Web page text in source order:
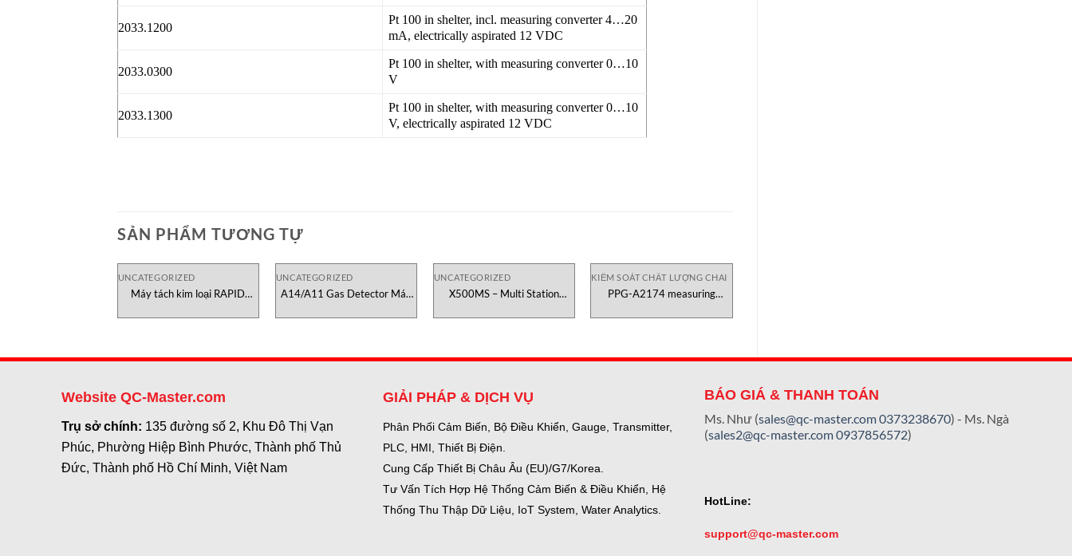
2033.1200
Pt 100 in shelter, incl. measuring converter 4…20
mA, electrically aspirated 12 VDC
2033.0300
Pt 100 in shelter, with measuring converter 0…10
V
2033.1300
Pt 100 in shelter, with measuring converter 0…10
V, electrically aspirated 12 VDC
SẢN PHẨM TƯƠNG TỰ
UNCATEGORIZED
Máy tách kim loại RAPID
Nam
UNCATEGORIZED
A14/A11 Gas Detector Máy
UNCATEGORIZED
X500MS – Multi Station
KIỂM SOÁT CHẤT LƯỢNG CHAI
PPG-A2174 measuring
Website QC-Master.com
Trụ sở chính: 135 đường số 2, Khu Đô Thị Vạn
Phúc, Phường Hiệp Bình Phước, Thành phố Thủ
Đức, Thành phố Hồ Chí Minh, Việt Nam
GIẢI PHÁP & DỊCH VỤ
Phân Phối Cảm Biến, Bộ Điều Khiển, Gauge, Transmitter,
PLC, HMI, Thiết Bị Điện.
Cung Cấp Thiết Bị Châu Âu (EU)/G7/Korea.
Tư Vấn Tích Hợp Hệ Thống Cảm Biến & Điều Khiển, Hệ
Thống Thu Thập Dữ Liệu, IoT System, Water Analytics.
BÁO GIÁ & THANH TOÁN
Ms. Như (sales@qc-master.com0373238670) - Ms. Ngà
(sales2@qc-master.com0937856572)
HotLine:
support@qc-master.com